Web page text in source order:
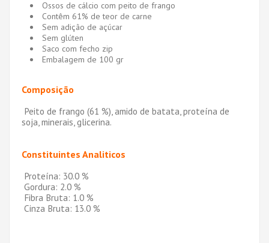
Ossos de cálcio com peito de frango
Contêm 61% de teor de carne
Sem adição de açúcar
Sem glúten
Saco com fecho zip
Embalagem de 100 gr
Composição
Peito de frango (61 %), amido de batata, proteína de
soja, minerais, glicerina.
Constituintes Analiticos
Proteína: 30.0 %
Gordura: 2.0 %
Fibra Bruta: 1.0 %
Cinza Bruta: 13.0 %